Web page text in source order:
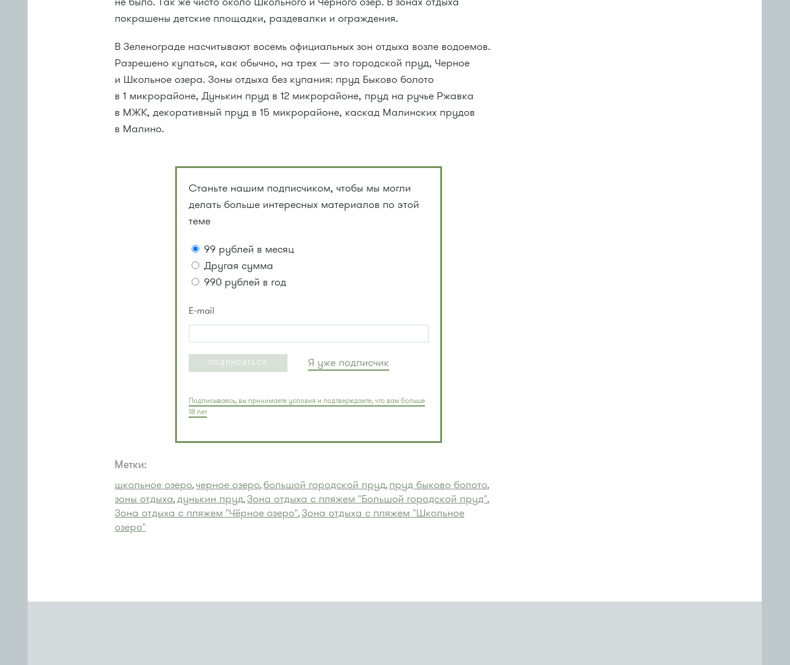
покрашены детские площадки, раздевалки и ограждения.
В Зеленограде насчитывают восемь официальных зон отдыха возле водоемов.
Разрешено купаться, как обычно, на трех — это городской пруд, Черное
и Школьное озера. Зоны отдыха без купания: пруд Быково болото
в 1 микрорайоне, Дунькин пруд в 12 микрорайоне, пруд на ручье Ржавка
в МЖК, декоративный пруд в 15 микрорайоне, каскад Малинских прудов
в Малино.
Станьте нашим подписчиком, чтобы мы могли
делать больше интересных материалов по этой
теме
99 рублей в месяц
Другая сумма
990 рублей в год
E-mail
ПОДПИСАТЬСЯ Я уже подписчик
Подписываясь, вы принимаете условия и подтверждаете, что вам больше
18 лет
Метки:
школьное озеро,черное озеро, большой городской пруд, пруд быково болото,
зоны отдыха,дунькин пруд,Зона отдыха с пляжем "Большой городской пруд",
Зона отдыха с пляжем "Чёрное озеро",Зона отдыха с пляжем "Школьное
озеро"